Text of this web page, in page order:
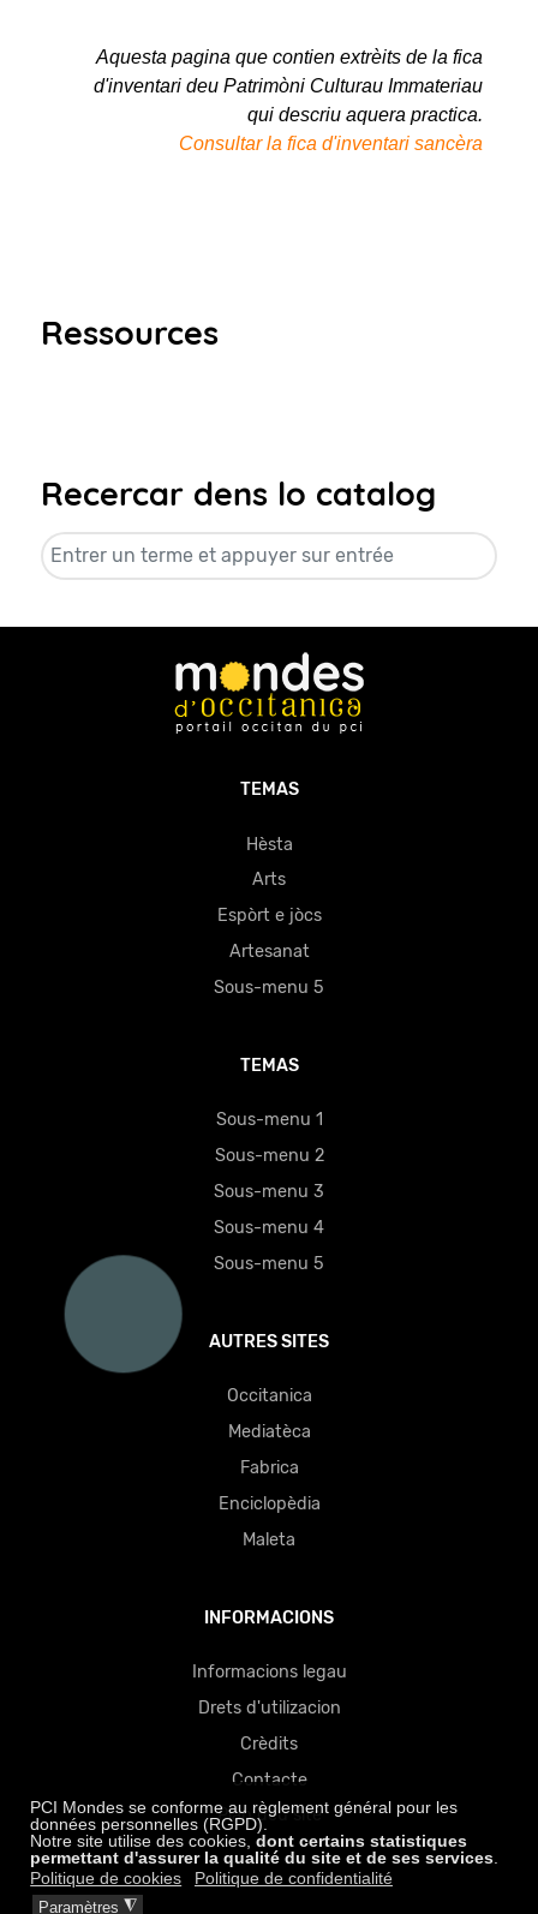
PCI Mondes se conforme au règlement général pour les
données personnelles (RGPD).
Notre site utilise des cookies,dont certains statistiques
permettant d'assurer la qualité du site et de ses services.
Politique de cookies
Politique de confidentialité
Paramètres ◮
Aquesta pagina que contien extrèits de la fica
d'inventari deu Patrimòni Culturau Immateriau
qui descriu aquera practica.
Consultar la fica d'inventari sancèra
Ressources
Recercar dens lo catalog
TEMAS
Hèsta
Arts
Espòrt e jòcs
Artesanat
Sous-menu 5
TEMAS
Sous-menu 1
Sous-menu 2
Sous-menu 3
Sous-menu 4
Sous-menu 5
AUTRES SITES
Occitanica
Mediatèca
Fabrica
Enciclopèdia
Maleta
INFORMACIONS
Informacions legau
Drets d'utilizacion
Crèdits
Contacte
Plan deu site